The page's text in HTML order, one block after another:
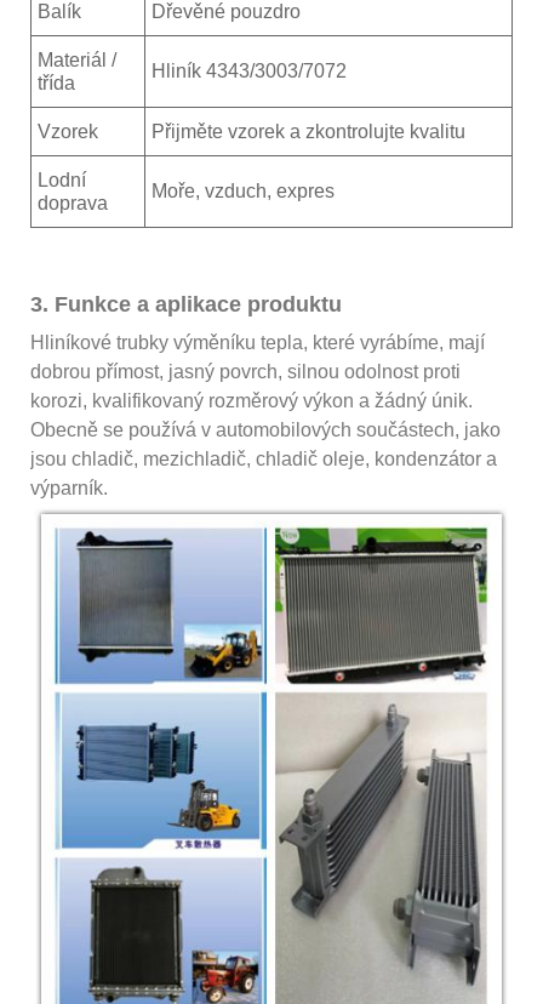
Balík Dřevěné pouzdro
Materiál /
třída
Hliník 4343/3003/7072
Vzorek Přijměte vzorek a zkontrolujte kvalitu
Lodní
doprava
Moře, vzduch, expres
3. Funkce a aplikace produktu
Hliníkové trubky výměníku tepla, které vyrábíme, mají
dobrou přímost, jasný povrch, silnou odolnost proti
korozi, kvalifikovaný rozměrový výkon a žádný únik.
Obecně se používá v automobilových součástech, jako
jsou chladič, mezichladič, chladič oleje, kondenzátor a
výparník.